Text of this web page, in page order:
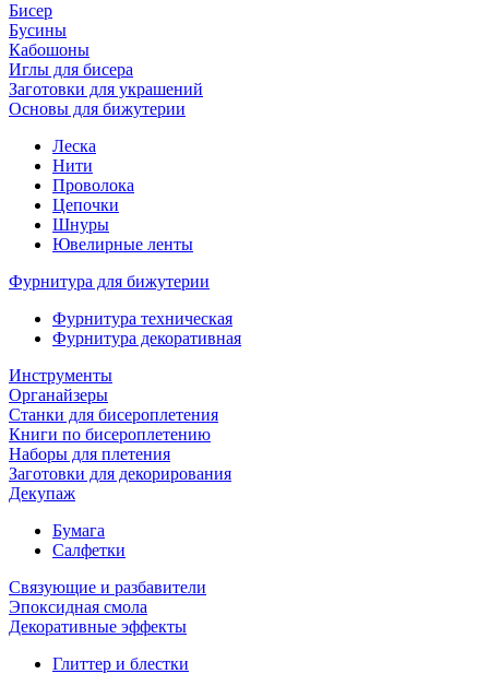
Бисер
Бусины
Кабошоны
Иглы для бисера
Заготовки для украшений
Основы для бижутерии
Леска
Нити
Проволока
Цепочки
Шнуры
Ювелирные ленты
Фурнитура для бижутерии
Фурнитура техническая
Фурнитура декоративная
Инструменты
Органайзеры
Станки для бисероплетения
Книги по бисероплетению
Наборы для плетения
Заготовки для декорирования
Декупаж
Бумага
Салфетки
Связующие и разбавители
Эпоксидная смола
Декоративные эффекты
Глиттер и блестки